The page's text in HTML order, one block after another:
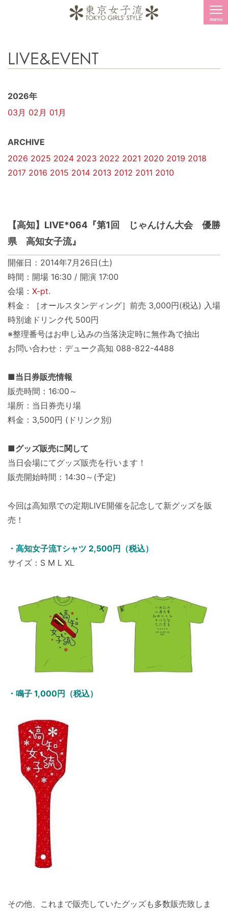
menu
LIVE&EVENT
2026年
03月 02月 01月
ARCHIVE
2026 2025 2024 2023 2022 2021 2020 2019 2018
2017 2016 2015 2014 2013 2012 2011 2010
【高知】LIVE*064『第1回 じゃんけん大会 優勝
県 高知女子流』
開催日：2014年7月26日(土)
時間：開場 16:30 / 開演 17:00
会場： X-pt.
料金：［オールスタンディング］前売 3,000円(税込) 入場
時別途ドリンク代 500円
※整理番号はお申し込みの当落決定時に無作為で抽出
お問い合わせ：デューク高知 088-822-4488
■当日券販売情報
販売時間：16:00～
場所：当日券売り場
料金：3,500円 (ドリンク別)
■グッズ販売に関して
当日会場にてグッズ販売を行います！
販売開始時間：14:30～(予定)
今回は高知県での定期LIVE開催を記念して新グッズを販
売！
・高知女子流Tシャツ 2,500円（税込）
サイズ：S M L XL
・鳴子 1,000円（税込）
その他、これまで販売していたグッズも多数販売致しま